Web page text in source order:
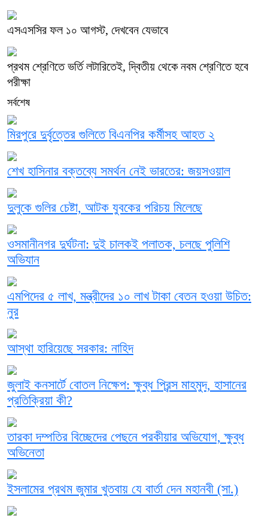
এসএসসির ফল ১০ আগস্ট, দেখবেন যেভাবে
প্রথম শ্রেণিতে ভর্তি লটারিতেই, দ্বিতীয় থেকে নবম শ্রেণিতে হবে
পরীক্ষা
সর্বশেষ
মিরপুরে দুর্বৃত্তের গুলিতে বিএনপির কর্মীসহ আহত ২
শেখ হাসিনার বক্তব্যে সমর্থন নেই ভারতের: জয়সওয়াল
দুলুকে গুলির চেষ্টা, আটক যুবকের পরিচয় মিলেছে
ওসমানীনগর দুর্ঘটনা: দুই চালকই পলাতক, চলছে পুলিশি
অভিযান
এমপিদের ৫ লাখ, মন্ত্রীদের ১০ লাখ টাকা বেতন হওয়া উচিত:
নুর
আস্থা হারিয়েছে সরকার: নাহিদ
জুলাই কনসার্টে বোতল নিক্ষেপ: ক্ষুব্ধ প্রিন্স মাহমুদ, হাসানের
প্রতিক্রিয়া কী?
তারকা দম্পতির বিচ্ছেদের পেছনে পরকীয়ার অভিযোগ, ক্ষুব্ধ
অভিনেতা
ইসলামের প্রথম জুমার খুতবায় যে বার্তা দেন মহানবী (সা.)